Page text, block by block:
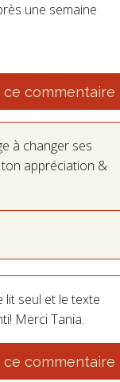
une semaine
ce commentaire
à changer ses
appréciation &
lit seul et le texte
Merci Tania.
ce commentaire